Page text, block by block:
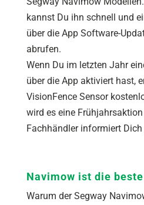
kannst Du ihn schnell und
über die App Software-
abrufen.
Wenn Du im letzten Jahr
über die App aktiviert hast,
VisionFence Sensor
wird es eine
Fachhändler informiert
Navimow ist die beste
Warum der Segway